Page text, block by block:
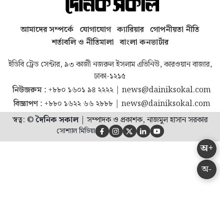
অ-
অ+
আমাদের সম্পর্কে যোগাযোগ ক্যারিয়ার গোপনীয়তা নীতি
শর্তাবলি ও নীতিমালা বাংলা কনভার্টার
ইডিবি ট্রেড সেন্টার, ৯৩ কাজী নজরুল ইসলাম এভিনিউ, কারওয়ান বাজার,
ঢাকা-১২১৫
নিউজরুম : +৮৮০ ১৬০১ ৯৪ ২২২২| news@dainiksokal.com
বিজ্ঞাপণ : +৮৮০ ১৬২২ ৬৬ ২৮৮৮| news@dainiksokal.com
স্বত্ব: ©দৈনিক সকাল| সম্পাদক ও প্রকাশক, নাজমুল হাসান সরকার
সোশ্যাল মিডিয়া     